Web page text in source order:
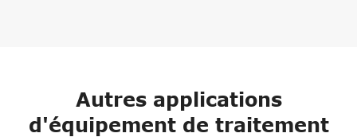
Autres applications
d'équipement de traitement